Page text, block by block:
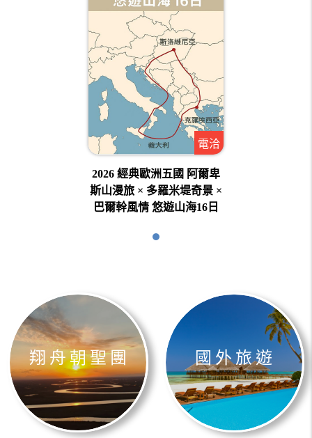
電洽
2026 經典歐洲五國 阿爾卑
斯山漫旅 × 多羅米堤奇景 ×
巴爾幹風情 悠遊山海16日
翔舟朝聖團 國外旅遊